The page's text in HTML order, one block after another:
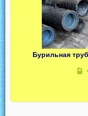
Бурильная